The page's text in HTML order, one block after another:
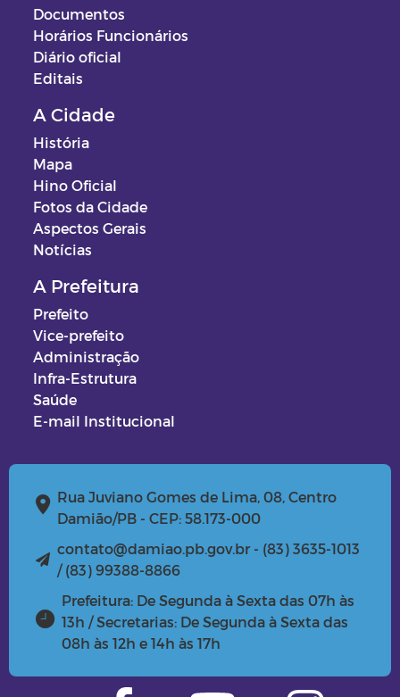
Documentos
Horários Funcionários
Diário oficial
Editais
A Cidade
História
Mapa
Hino Oficial
Fotos da Cidade
Aspectos Gerais
Notícias
A Prefeitura
Prefeito
Vice-prefeito
Administração
Infra-Estrutura
Saúde
E-mail Institucional
Rua Juviano Gomes de Lima, 08, Centro
Damião/PB - CEP: 58.173-000
contato@damiao.pb.gov.br - (83) 3635-1013
/ (83) 99388-8866
Prefeitura: De Segunda à Sexta das 07h às
13h / Secretarias: De Segunda à Sexta das
08h às 12h e 14h às 17h